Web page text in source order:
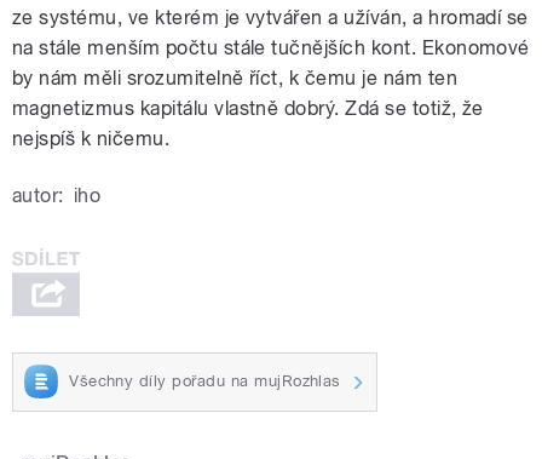
ze systému, ve kterém je vytvářen a užíván, a hromadí se
na stále menším počtu stále tučnějších kont. Ekonomové
by nám měli srozumitelně říct, k čemu je nám ten
magnetizmus kapitálu vlastně dobrý. Zdá se totiž, že
nejspíš k ničemu.
autor: iho
Všechny díly pořadu na mujRozhlas